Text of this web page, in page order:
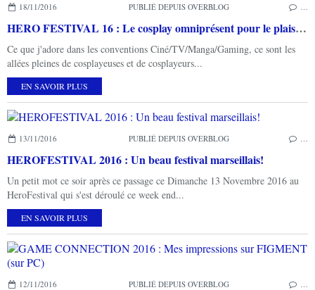
18/11/2016 PUBLIÉ DEPUIS OVERBLOG
HERO FESTIVAL 16 : Le cosplay omniprésent pour le plaisir des yeux
Ce que j'adore dans les conventions Ciné/TV/Manga/Gaming, ce sont les
allées pleines de cosplayeuses et de cosplayeurs...
EN SAVOIR PLUS
13/11/2016 PUBLIÉ DEPUIS OVERBLOG
HEROFESTIVAL 2016 : Un beau festival marseillais!
Un petit mot ce soir après ce passage ce Dimanche 13 Novembre 2016 au
HeroFestival qui s'est déroulé ce week end...
EN SAVOIR PLUS
12/11/2016 PUBLIÉ DEPUIS OVERBLOG